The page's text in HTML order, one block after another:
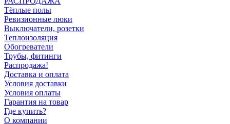
Тёплые полы
Ревизионные люки
Выключатели, розетки
Теплоизоляция
Обогреватели
Трубы, фитинги
Распродажа!
Доставка и оплата
Условия доставки
Условия оплаты
Гарантия на товар
Где купить?
О компании